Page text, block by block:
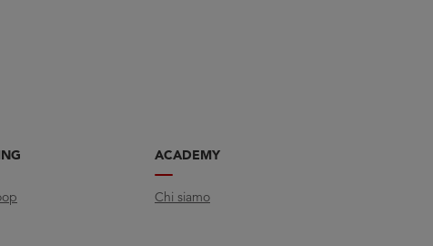
ACADEMY
Chi siamo